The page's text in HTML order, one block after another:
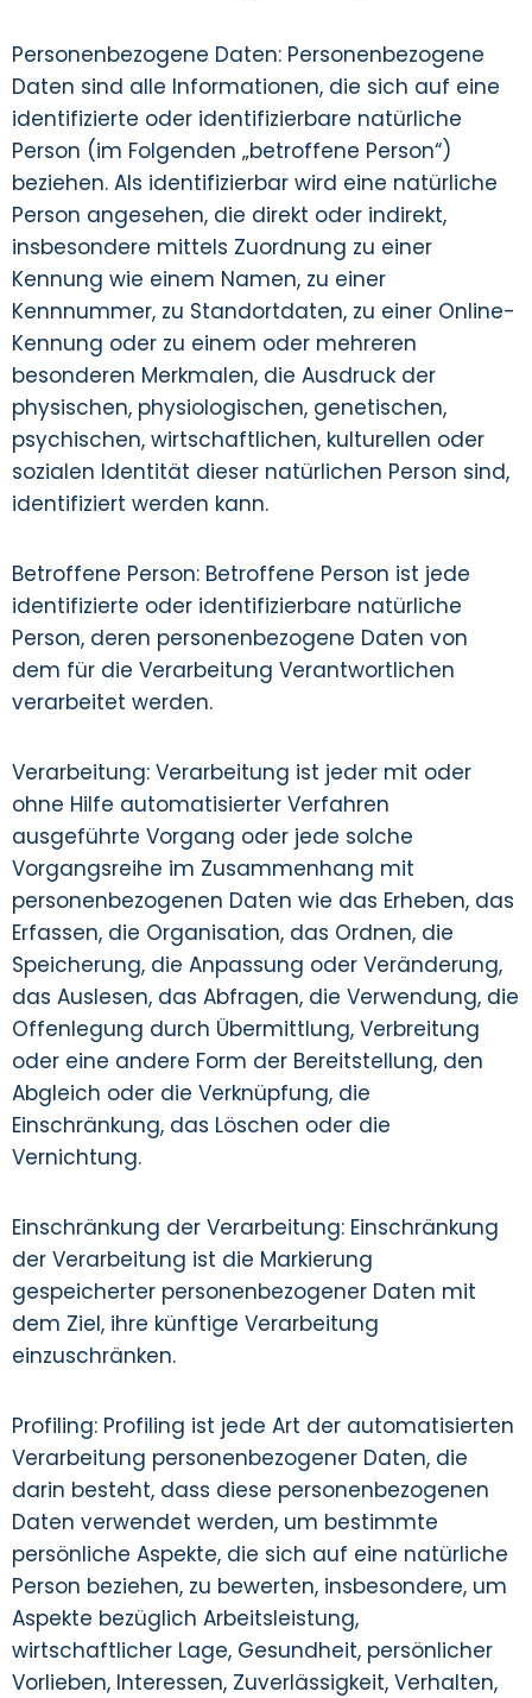
Personenbezogene Daten: Personenbezogene
Daten sind alle Informationen, die sich auf eine
identifizierte oder identifizierbare natürliche
Person (im Folgenden „betroffene Person“)
beziehen. Als identifizierbar wird eine natürliche
Person angesehen, die direkt oder indirekt,
insbesondere mittels Zuordnung zu einer
Kennung wie einem Namen, zu einer
Kennnummer, zu Standortdaten, zu einer Online-
Kennung oder zu einem oder mehreren
besonderen Merkmalen, die Ausdruck der
physischen, physiologischen, genetischen,
psychischen, wirtschaftlichen, kulturellen oder
sozialen Identität dieser natürlichen Person sind,
identifiziert werden kann.
Betroffene Person: Betroffene Person ist jede
identifizierte oder identifizierbare natürliche
Person, deren personenbezogene Daten von
dem für die Verarbeitung Verantwortlichen
verarbeitet werden.
Verarbeitung: Verarbeitung ist jeder mit oder
ohne Hilfe automatisierter Verfahren
ausgeführte Vorgang oder jede solche
Vorgangsreihe im Zusammenhang mit
personenbezogenen Daten wie das Erheben, das
Erfassen, die Organisation, das Ordnen, die
Speicherung, die Anpassung oder Veränderung,
das Auslesen, das Abfragen, die Verwendung, die
Offenlegung durch Übermittlung, Verbreitung
oder eine andere Form der Bereitstellung, den
Abgleich oder die Verknüpfung, die
Einschränkung, das Löschen oder die
Vernichtung.
Einschränkung der Verarbeitung: Einschränkung
der Verarbeitung ist die Markierung
gespeicherter personenbezogener Daten mit
dem Ziel, ihre künftige Verarbeitung
einzuschränken.
Profiling: Profiling ist jede Art der automatisierten
Verarbeitung personenbezogener Daten, die
darin besteht, dass diese personenbezogenen
Daten verwendet werden, um bestimmte
persönliche Aspekte, die sich auf eine natürliche
Person beziehen, zu bewerten, insbesondere, um
Aspekte bezüglich Arbeitsleistung,
wirtschaftlicher Lage, Gesundheit, persönlicher
Vorlieben, Interessen, Zuverlässigkeit, Verhalten,